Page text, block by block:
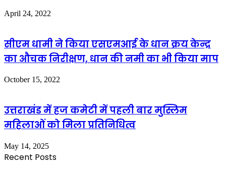
April 24, 2022
सीएम धामी ने किया एसएमआई के धान क्रय केन्द्र
का औचक निरीक्षण, धान की नमी का भी किया माप
October 15, 2022
उत्तराखंड में हज कमेटी में पहली बार मुस्लिम
महिलाओं को मिला प्रतिनिधित्व
May 14, 2025
Recent Posts